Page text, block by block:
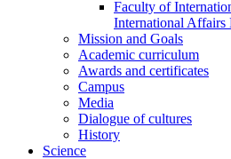
Faculty of
International Affairs
Mission and Goals
Academic curriculum
Awards and certificates
Campus
Media
Dialogue of cultures
History
Science